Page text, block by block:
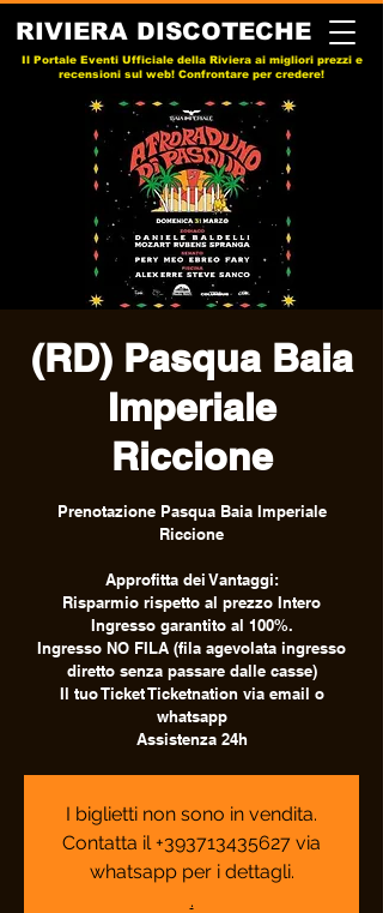
RIVIERA DISCOTECHE
Il Portale Eventi Ufficiale della Riviera ai migliori prezzi e
recensioni sul web! Confrontare per credere!
(RD) Pasqua Baia
Imperiale
Riccione
Prenotazione Pasqua Baia Imperiale
Riccione
Approfitta dei Vantaggi:
Risparmio rispetto al prezzo Intero
Ingresso garantito al 100%.
Ingresso NO FILA (fila agevolata ingresso
diretto senza passare dalle casse)
Il tuo Ticket Ticketnation via email o
whatsapp
Assistenza 24h
I biglietti non sono in vendita.
Contatta il +393713435627 via
whatsapp per i dettagli.
.